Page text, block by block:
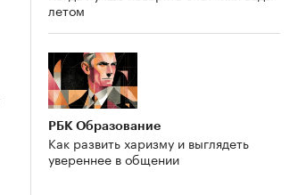
летом
РБК Образование
Как развить харизму и выглядеть
увереннее в общении